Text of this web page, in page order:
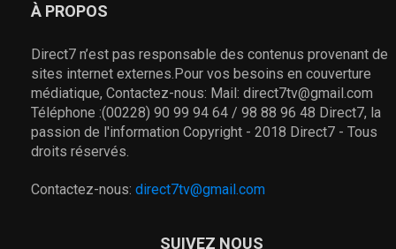
À PROPOS
Direct7 n’est pas responsable des contenus provenant de
sites internet externes.Pour vos besoins en couverture
médiatique, Contactez-nous: Mail: direct7tv@gmail.com
Téléphone :(00228) 90 99 94 64 / 98 88 96 48 Direct7, la
passion de l'information Copyright - 2018 Direct7 - Tous
droits réservés.
Contactez-nous: direct7tv@gmail.com
SUIVEZ NOUS